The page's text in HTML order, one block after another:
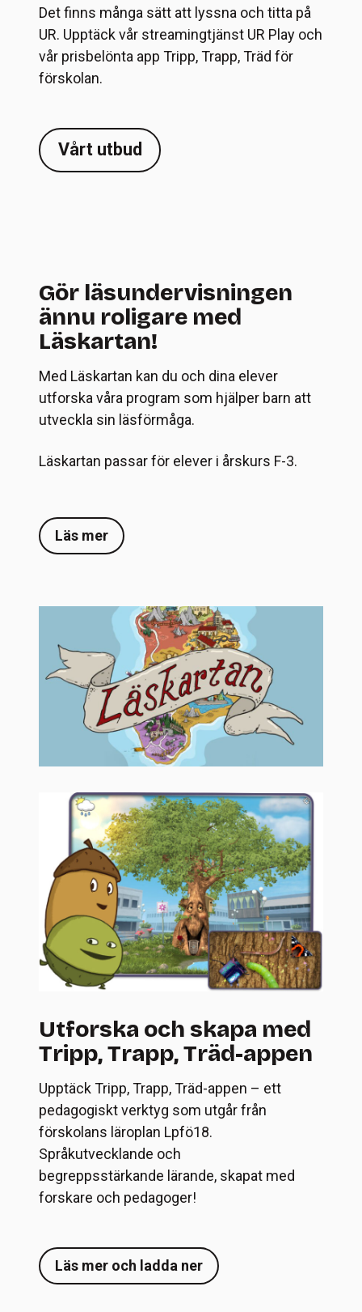
Det finns många sätt att lyssna och titta på
UR. Upptäck vår streamingtjänst UR Play och
vår prisbelönta app Tripp, Trapp, Träd för
förskolan.
Vårt utbud
Gör läsundervisningen
ännu roligare med
Läskartan!
Med Läskartan kan du och dina elever
utforska våra program som hjälper barn att
utveckla sin läsförmåga.
Läskartan passar för elever i årskurs F-3.
Läs mer
Utforska och skapa med
Tripp, Trapp, Träd-appen
Upptäck Tripp, Trapp, Träd-appen – ett
pedagogiskt verktyg som utgår från
förskolans läroplan Lpfö18.
Språkutvecklande och
begreppsstärkande lärande, skapat med
forskare och pedagoger!
Läs mer och ladda ner